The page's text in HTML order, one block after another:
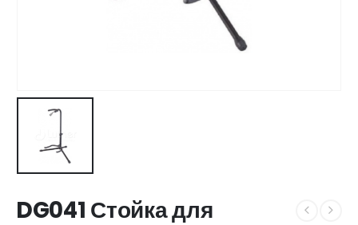
DG041 Стойка для